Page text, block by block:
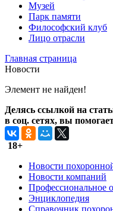
Музей
Парк памяти
Философский клуб
Лицо отрасли
Главная страница
Новости
Элемент не найден!
Делясь ссылкой на
в соц. сетях, вы
18+
Новости
Новости компаний
Профессиональное
Энциклопедия
Справочник